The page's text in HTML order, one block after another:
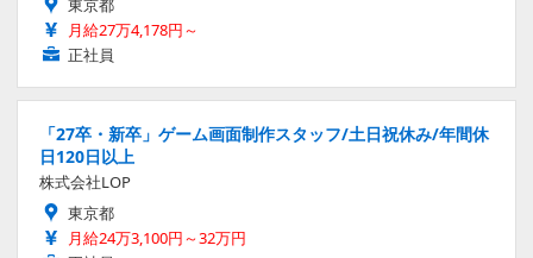
東京都
月給27万4,178円～
正社員
「27卒・新卒」ゲーム画面制作スタッフ/土日祝休み/年間休
日120日以上
株式会社LOP
東京都
月給24万3,100円～32万円